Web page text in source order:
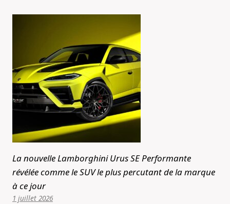
La nouvelle Lamborghini Urus SE Performante
révélée comme le SUV le plus percutant de la marque
à ce jour
1 juillet 2026